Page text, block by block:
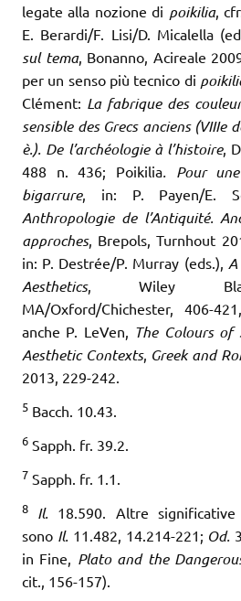
legate alla nozione di poikilia,
E. Berardi/F. Lisi/D. Micalella
sul tema, Bonanno, Acireale
per un senso più tecnico di
Clément: La fabrique des
sensible des Grecs anciens (VIIIe
è.). De l’archéologie à l’histoire,
488 n. 436; Poikilia. Pour
bigarrure, in: P. Payen/E.
Anthropologie de l’Antiquité.
approches, Brepols, Turnhout
in: P. Destrée/P. Murray (eds.),
Aesthetics, Wiley
MA/Oxford/Chichester, 406-
anche P. LeVen, The Colours of
Aesthetic Contexts, Greek and
2013, 229-242.
5 Bacch. 10.43.
6 Sapph. fr. 39.2.
7 Sapph. fr. 1.1.
8 Il. 18.590. Altre significative
sono Il. 11.482, 14.214-221; Od.
in Fine, Plato and the
cit., 156-157).